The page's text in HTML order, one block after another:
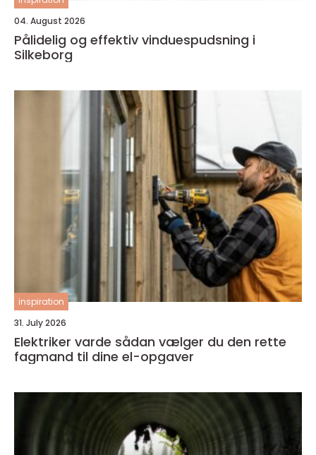
04. August 2026
Pålidelig og effektiv vinduespudsning i
Silkeborg
inspiration
31. July 2026
Elektriker varde sådan vælger du den rette
fagmand til dine el-opgaver